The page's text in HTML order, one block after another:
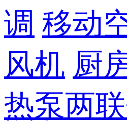
调 移动
风机 厨
热泵两